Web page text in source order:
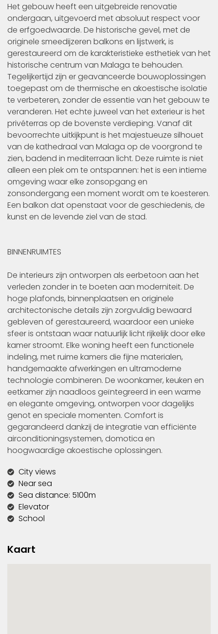
Het gebouw heeft een uitgebreide renovatie
ondergaan, uitgevoerd met absoluut respect voor
de erfgoedwaarde. De historische gevel, met de
originele smeedijzeren balkons en lijstwerk, is
gerestaureerd om de karakteristieke esthetiek van het
historische centrum van Malaga te behouden.
Tegelijkertijd zijn er geavanceerde bouwoplossingen
toegepast om de thermische en akoestische isolatie
te verbeteren, zonder de essentie van het gebouw te
veranderen. Het echte juweel van het exterieur is het
privéterras op de bovenste verdieping. Vanaf dit
bevoorrechte uitkijkpunt is het majestueuze silhouet
van de kathedraal van Malaga op de voorgrond te
zien, badend in mediterraan licht. Deze ruimte is niet
alleen een plek om te ontspannen: het is een intieme
omgeving waar elke zonsopgang en
zonsondergang een moment wordt om te koesteren.
Een balkon dat openstaat voor de geschiedenis, de
kunst en de levende ziel van de stad.
BINNENRUIMTES
De interieurs zijn ontworpen als eerbetoon aan het
verleden zonder in te boeten aan moderniteit. De
hoge plafonds, binnenplaatsen en originele
architectonische details zijn zorgvuldig bewaard
gebleven of gerestaureerd, waardoor een unieke
sfeer is ontstaan waar natuurlijk licht rijkelijk door elke
kamer stroomt. Elke woning heeft een functionele
indeling, met ruime kamers die fijne materialen,
handgemaakte afwerkingen en ultramoderne
technologie combineren. De woonkamer, keuken en
eetkamer zijn naadloos geïntegreerd in een warme
en elegante omgeving, ontworpen voor dagelijks
genot en speciale momenten. Comfort is
gegarandeerd dankzij de integratie van efficiënte
airconditioningsystemen, domotica en
hoogwaardige akoestische oplossingen.
City views
Near sea
Sea distance: 5100m
Elevator
School
Kaart